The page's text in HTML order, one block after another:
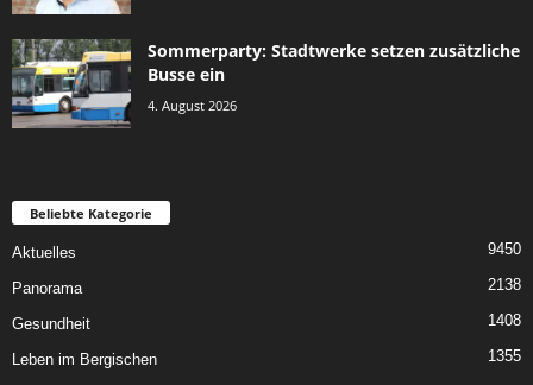
Sommerparty: Stadtwerke setzen zusätzliche
Busse ein
4. August 2026
Beliebte Kategorie
Aktuelles 9450
Panorama 2138
Gesundheit 1408
Leben im Bergischen
1355